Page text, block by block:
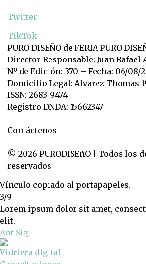
Twitter
TikTok
PURO DISEÑO de FERIA PURO
Director Responsable: Juan Rafael
Nº de Edición: 370 – Fecha: 06/08/
Domicilio Legal: Alvarez Thomas
ISSN: 2683-9474
Registro DNDA: 15662347
Contáctenos
© 2026 PURODISEñO | Todos los
reservados
Vínculo copiado al portapapeles.
3/9
Lorem ipsum dolor sit amet,
elit.
Ant Sig
Vidriera digital